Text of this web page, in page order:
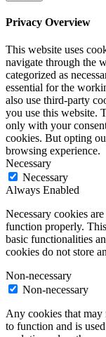
Privacy Overview
This website uses
navigate through the
categorized as
essential for the
also use third-party
you use this website.
only with your
cookies. But opting
browsing experience.
Necessary
Necessary
Always Enabled
Necessary cookies
function properly.
basic functionalities
cookies do not store
Non-necessary
Non-necessary
Any cookies that may
to function and is